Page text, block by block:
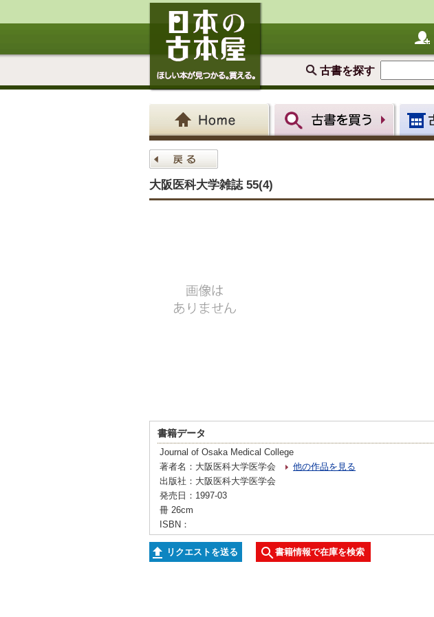
古書を探す
大阪医科大学雑誌 55(4)
書籍データ
Journal of Osaka Medical College
著者名：大阪医科大学医学会
他の作品を見る
出版社：大阪医科大学医学会
発売日：1997-03
冊 26cm
ISBN：
リクエストを送る 書籍情報で在庫を検索